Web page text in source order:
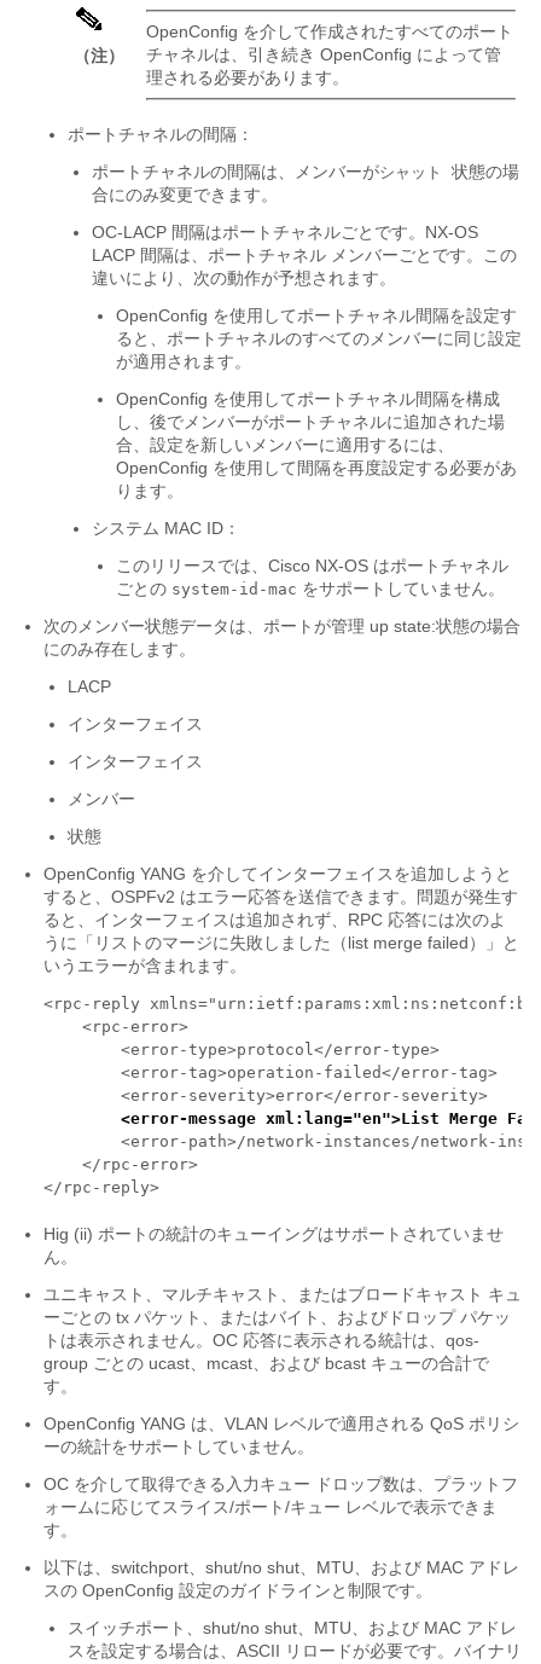
（注）
OpenConfig を介して作成されたすべてのポート
チャネルは、引き続き OpenConfig によって管
理される必要があります。
ポートチャネルの間隔：
ポートチャネルの間隔は、メンバーがシャット 状態の場
合にのみ変更できます。
OC-LACP 間隔はポートチャネルごとです。NX-OS
LACP 間隔は、ポートチャネル メンバーごとです。この
違いにより、次の動作が予想されます。
OpenConfig を使用してポートチャネル間隔を設定す
ると、ポートチャネルのすべてのメンバーに同じ設定
が適用されます。
OpenConfig を使用してポートチャネル間隔を構成
し、後でメンバーがポートチャネルに追加された場
合、設定を新しいメンバーに適用するには、
OpenConfig を使用して間隔を再度設定する必要があ
ります。
システム MAC ID：
このリリースでは、Cisco NX-OS はポートチャネル
ごとの system-id-mac をサポートしていません。
次のメンバー状態データは、ポートが管理 up state:状態の場合
にのみ存在します。
LACP
インターフェイス
インターフェイス
メンバー
状態
OpenConfig YANG を介してインターフェイスを追加しようと
すると、OSPFv2 はエラー応答を送信できます。問題が発生す
ると、インターフェイスは追加されず、RPC 応答には次のよ
うに「リストのマージに失敗しました（list merge failed）」と
いうエラーが含まれます。
<rpc-reply
    <rpc-error>
        <error-type>protocol</error-type>
        <error-tag>operation-failed</error-tag>
        <error-severity>error</error-severity>
<error-message xml:lang="en">List Merge
<error-path>/network-instances/network-
    </rpc-error>
Hig (ii) ポートの統計のキューイングはサポートされていませ
ん。
ユニキャスト、マルチキャスト、またはブロードキャスト キュ
ーごとの tx パケット、またはバイト、およびドロップ パケッ
トは表示されません。OC 応答に表示される統計は、qos-
group ごとの ucast、mcast、および bcast キューの合計で
す。
OpenConfig YANG は、VLAN レベルで適用される QoS ポリシ
ーの統計をサポートしていません。
OC を介して取得できる入力キュー ドロップ数は、プラットフ
ォームに応じてスライス/ポート/キュー レベルで表示できま
す。
以下は、switchport、shut/no shut、MTU、および MAC アドレ
スの OpenConfig 設定のガイドラインと制限です。
スイッチポート、shut/no shut、MTU、および MAC アドレ
スを設定する場合は、ASCII リロードが必要です。バイナリ